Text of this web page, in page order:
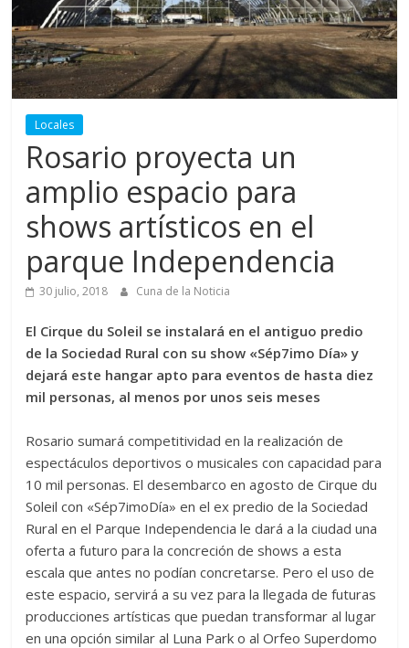
Locales
Rosario proyecta un
amplio espacio para
shows artísticos en el
parque Independencia
30 julio, 2018 Cuna de la Noticia
El Cirque du Soleil se instalará en el antiguo predio
de la Sociedad Rural con su show «Sép7imo Día» y
dejará este hangar apto para eventos de hasta diez
mil personas, al menos por unos seis meses
Rosario sumará competitividad en la realización de
espectáculos deportivos o musicales con capacidad para
10 mil personas. El desembarco en agosto de Cirque du
Soleil con «Sép7imoDía» en el ex predio de la Sociedad
Rural en el Parque Independencia le dará a la ciudad una
oferta a futuro para la concreción de shows a esta
escala que antes no podían concretarse. Pero el uso de
este espacio, servirá a su vez para la llegada de futuras
producciones artísticas que puedan transformar al lugar
en una opción similar al Luna Park o al Orfeo Superdomo